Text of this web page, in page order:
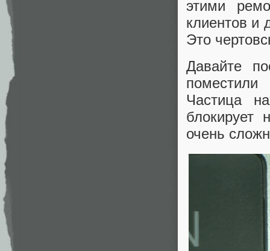
этими
клиентов и
Это
Давайте
поместили
Частица
блокирует
очень